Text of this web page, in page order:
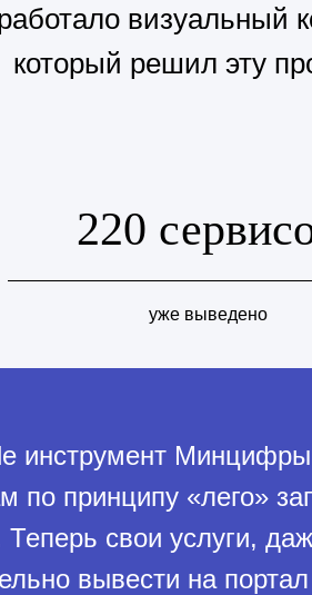
визуальный
который решил эту
220
уже выведено
инструмент
по принципу «лего»
Теперь свои услуги,
вывести на